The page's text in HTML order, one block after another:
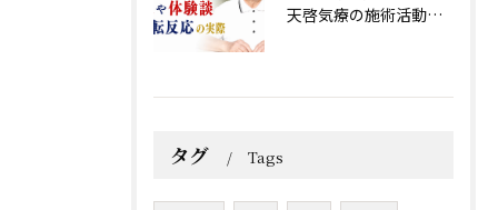
天啓気療の施術活動で得られる効果や体験談と好転反応の実際
タグ Tags